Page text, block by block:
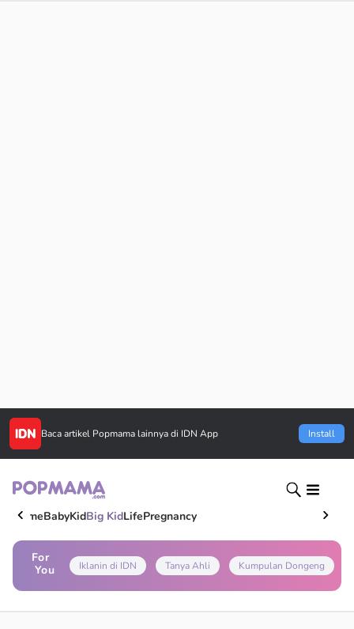
Baca artikel Popmama lainnya di IDN App Install
HomeBabyKidBig KidLifePregnancy
For
You
Iklanin di IDN Tanya Ahli Kumpulan Dongeng